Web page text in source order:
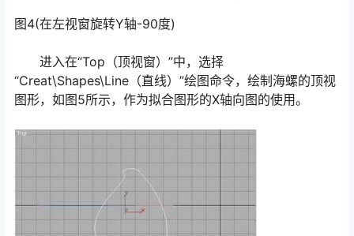
图4(在左视窗旋转Y轴-90度)
进入在“Top（顶视窗）”中，选择
“Creat\Shapes\Line（直线）”绘图命令，绘制海螺的顶视
图形，如图5所示，作为拟合图形的X轴向图的使用。